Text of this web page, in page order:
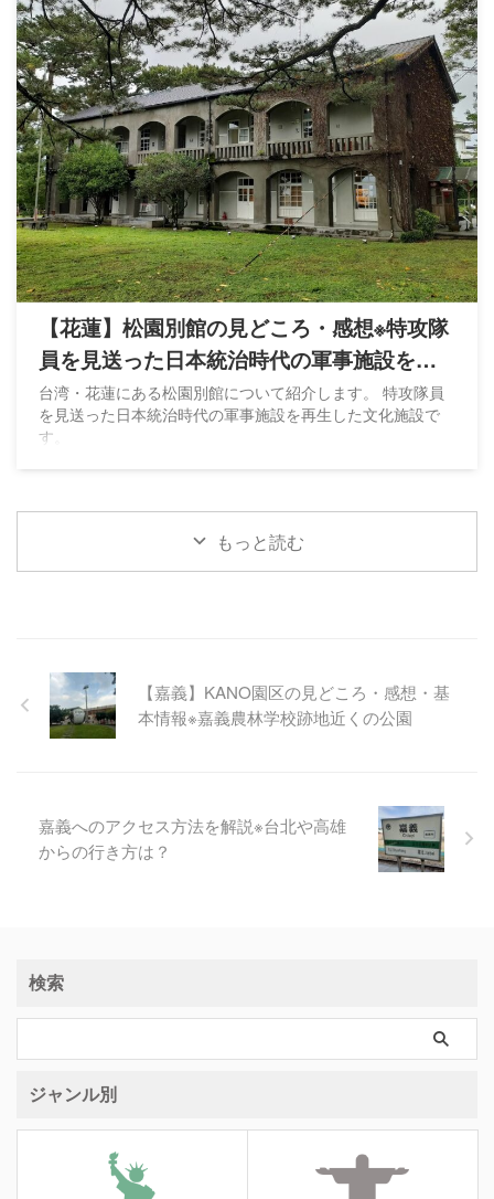
【花蓮】松園別館の見どころ・感想※特攻隊
員を見送った日本統治時代の軍事施設を再
生
台湾・花蓮にある松園別館について紹介します。 特攻隊員
を見送った日本統治時代の軍事施設を再生した文化施設で
す。
もっと読む
【嘉義】KANO園区の見どころ・感想・基
本情報※嘉義農林学校跡地近くの公園
嘉義へのアクセス方法を解説※台北や高雄
からの行き方は？
検索
ジャンル別